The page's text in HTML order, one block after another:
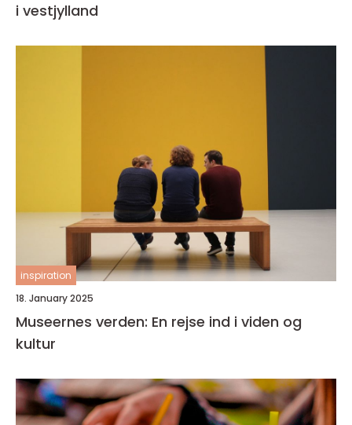
i vestjylland
inspiration
18. January 2025
Museernes verden: En rejse ind i viden og
kultur